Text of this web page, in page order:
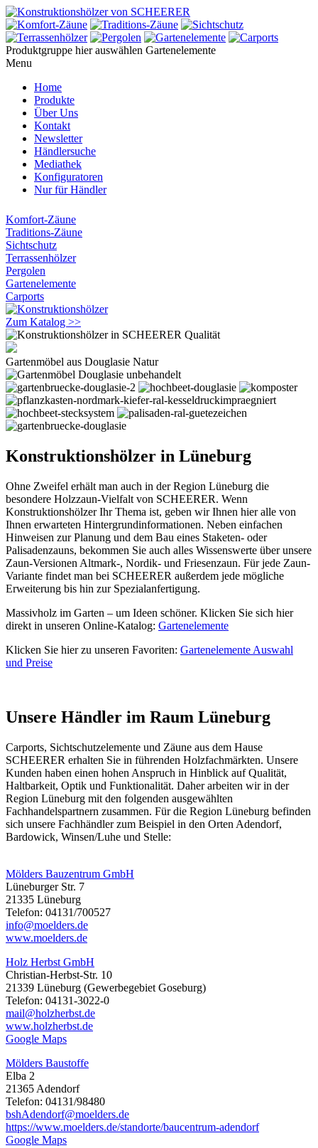
Produktgruppe hier auswählen Gartenelemente
Menu
Home
Produkte
Über Uns
Kontakt
Newsletter
Händlersuche
Mediathek
Konfiguratoren
Nur für Händler
Komfort-Zäune
Traditions-Zäune
Sichtschutz
Terrassenhölzer
Pergolen
Gartenelemente
Carports
Zum Katalog >>
Gartenmöbel aus Douglasie Natur
Konstruktionshölzer in Lüneburg
Ohne Zweifel erhält man auch in der Region Lüneburg die
besondere Holzzaun-Vielfalt von SCHEERER. Wenn
Konstruktionshölzer Ihr Thema ist, geben wir Ihnen hier alle von
Ihnen erwarteten Hintergrundinformationen. Neben einfachen
Hinweisen zur Planung und dem Bau eines Staketen- oder
Palisadenzauns, bekommen Sie auch alles Wissenswerte über unsere
Zaun-Versionen Altmark-, Nordik- und Friesenzaun. Für jede Zaun-
Variante findet man bei SCHEERER außerdem jede mögliche
Erweiterung bis hin zur Spezialanfertigung.
Massivholz im Garten – um Ideen schöner. Klicken Sie sich hier
direkt in unseren Online-Katalog: Gartenelemente
Klicken Sie hier zu unseren Favoriten: Gartenelemente Auswahl
und Preise
Unsere Händler im Raum Lüneburg
Carports, Sichtschutzelemente und Zäune aus dem Hause
SCHEERER erhalten Sie in führenden Holzfachmärkten. Unsere
Kunden haben einen hohen Anspruch in Hinblick auf Qualität,
Haltbarkeit, Optik und Funktionalität. Daher arbeiten wir in der
Region Lüneburg mit den folgenden ausgewählten
Fachhandelspartnern zusammen. Für die Region Lüneburg befinden
sich unsere Fachhändler zum Beispiel in den Orten Adendorf,
Bardowick, Winsen/Luhe und Stelle:
Mölders Bauzentrum GmbH
Lüneburger Str. 7
21335 Lüneburg
Telefon: 04131/700527
info@moelders.de
www.moelders.de
Holz Herbst GmbH
Christian-Herbst-Str. 10
21339 Lüneburg (Gewerbegebiet Goseburg)
Telefon: 04131-3022-0
mail@holzherbst.de
www.holzherbst.de
Google Maps
Mölders Baustoffe
Elba 2
21365 Adendorf
Telefon: 04131/98480
bshAdendorf@moelders.de
https://www.moelders.de/standorte/baucentrum-adendorf
Google Maps